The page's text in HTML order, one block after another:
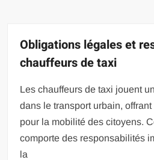
Obligations légales et
chauffeurs de taxi
Les chauffeurs de taxi jouent
dans le transport urbain,
pour la mobilité des citoyens.
comporte des responsabilités
la